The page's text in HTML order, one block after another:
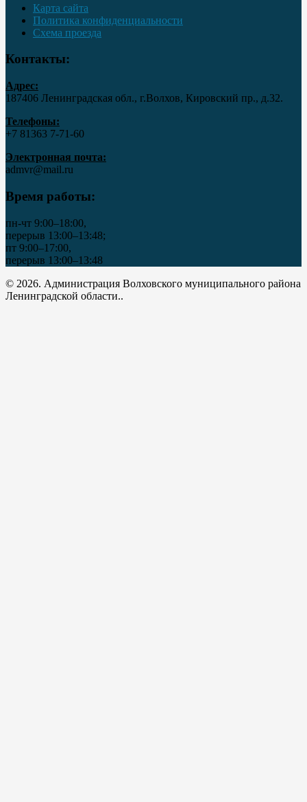
Карта сайта
Политика конфиденциальности
Схема проезда
Контакты:
Адрес:
187406 Ленинградская обл., г.Волхов, Кировский пр., д.32.
Телефоны:
+7 81363 7‑71-60
Электронная почта:
admvr@mail.ru
Время работы:
пн-чт 9:00–18:00,
перерыв 13:00–13:48;
пт 9:00–17:00,
перерыв 13:00–13:48
© 2026. Администрация Волховского муниципального района
Ленинградской области..